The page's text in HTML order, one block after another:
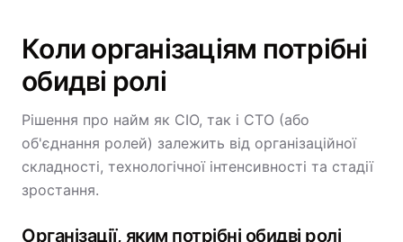
Коли організаціям потрібні
обидві ролі
Рішення про найм як CIO, так і CTO (або
об'єднання ролей) залежить від організаційної
складності, технологічної інтенсивності та стадії
зростання.
Організації, яким потрібні обидві ролі